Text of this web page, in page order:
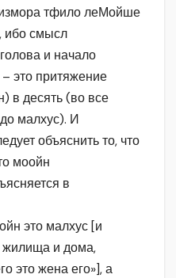
тфило леМойше
ибо смысл
и начало
это притяжение
в десять (во все
малхус). И
объяснить то, что
моойн
в
это малхус [и
жилища и дома,
это жена его»], а